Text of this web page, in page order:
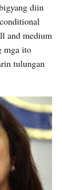
diin
and medium
mga ito
tulungan